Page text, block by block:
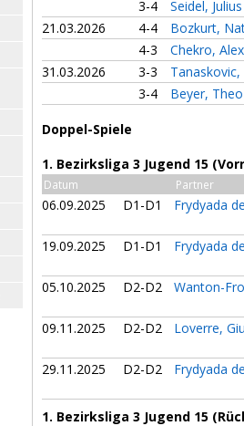
3-4
Seidel,
21.03.2026
4-4
Bozkurt,
4-3
Chekro,
31.03.2026
3-3
3-4
Beyer,
Doppel-Spiele
1. Bezirksliga 3 Jugend 15
Datum Partner
06.09.2025 D1-D1 Frydyada
19.09.2025 D1-D1 Frydyada
05.10.2025 D2-D2 Wanton-
09.11.2025 D2-D2 Loverre,
29.11.2025 D2-D2 Frydyada
1. Bezirksliga 3 Jugend 15